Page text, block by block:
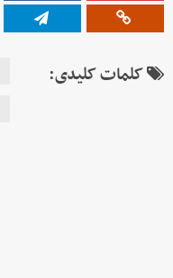
کلمات کلیدی: